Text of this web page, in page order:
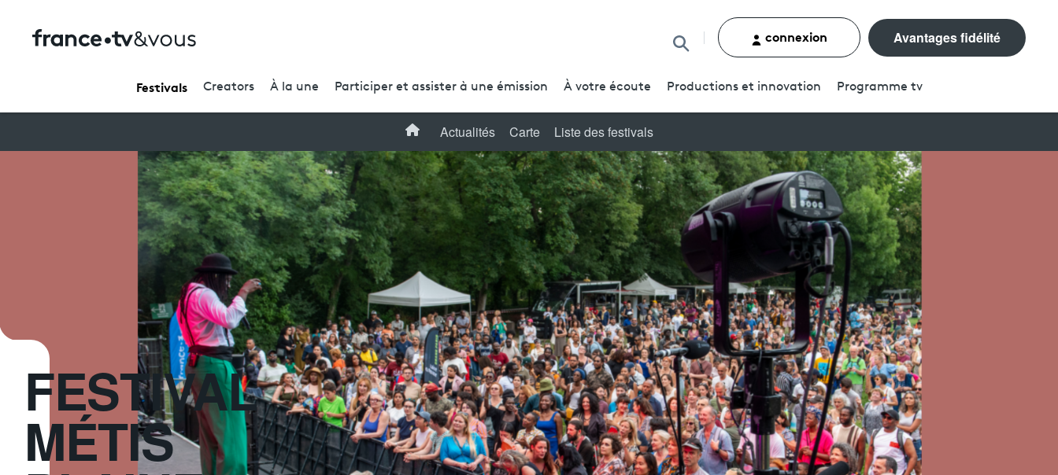
Rechercher un contenu
connexion Avantages fidélité
Festivals Creators À la une Participer et assister à une émission À votre écoute Productions et innovation Programme tv
Accueil
Actualités Carte Liste des festivals
FESTIVAL
MÉTIS